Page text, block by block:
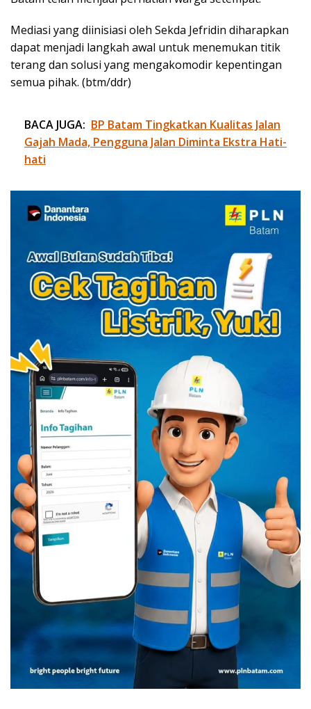
Mediasi yang diinisiasi oleh Sekda Jefridin diharapkan
dapat menjadi langkah awal untuk menemukan titik
terang dan solusi yang mengakomodir kepentingan
semua pihak. (btm/ddr)
BACA JUGA: BP Batam Tingkatkan Kualitas Jalan
Gajah Mada, Pengguna Jalan Diminta Ekstra Hati-
hati